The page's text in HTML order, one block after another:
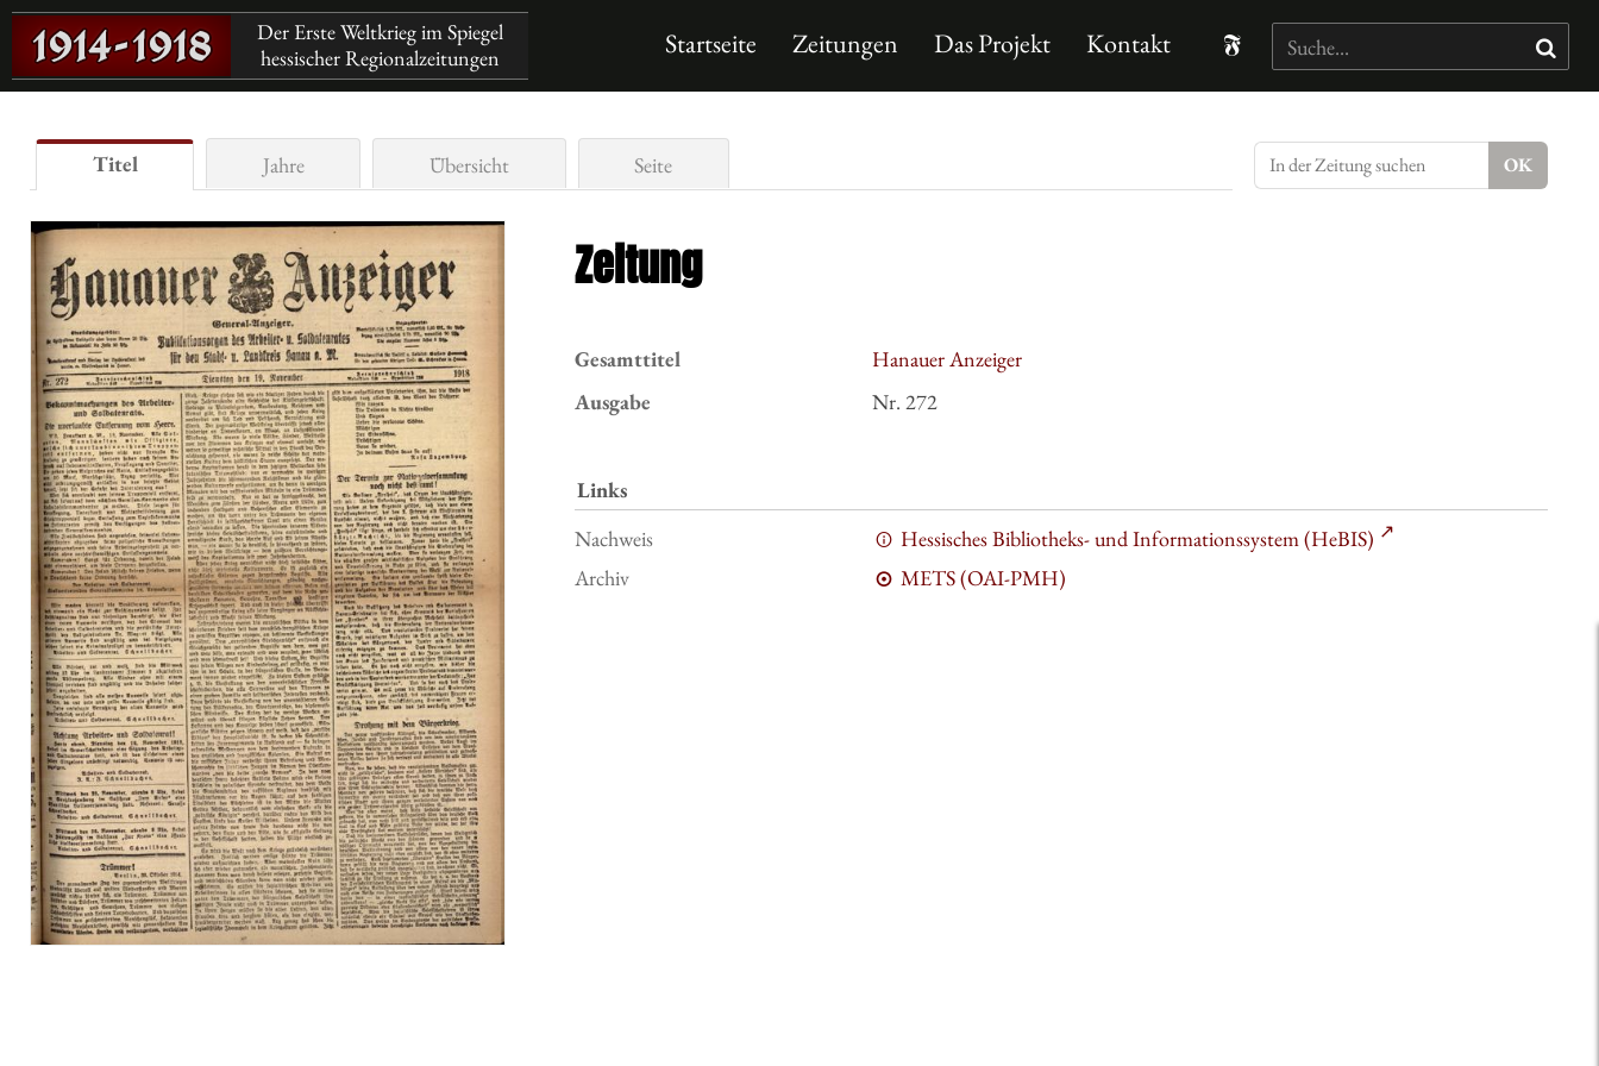
Der Erste Weltkrieg im Spiegel
hessischer Regionalzeitungen
Startseite Zeitungen Das Projekt Kontakt
Titel Jahre Übersicht Seite
Zeitung
Gesamttitel
Hanauer Anzeiger
Ausgabe
Nr. 272
Links
Nachweis
Hessisches Bibliotheks- und Informationssystem (HeBIS)
Archiv
METS (OAI-PMH)